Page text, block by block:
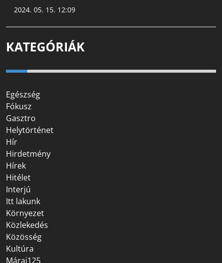
2024. 05. 15. 12:09
KATEGÓRIÁK
Egészség
Fókusz
Gasztro
Helytörténet
Hír
Hirdetmény
Hírek
Hitélet
Interjú
Itt lakunk
Környezet
Közlekedés
Közösség
Kultúra
Márai125